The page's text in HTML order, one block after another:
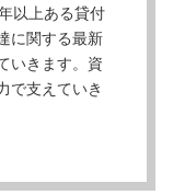
以上ある貸付
に関する最新
いきます。資
で支えていき